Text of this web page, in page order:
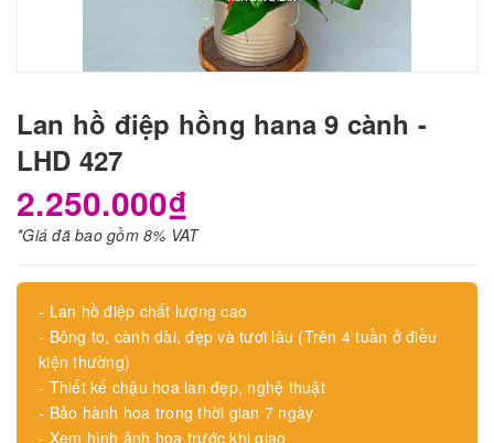
Lan hồ điệp hồng hana 9 cành -
LHD 427
2.250.000₫
*Giá đã bao gồm 8% VAT
- Lan hồ điệp chất lượng cao
- Bông to, cành dài, đẹp và tươi lâu (Trên 4 tuần ở điều
kiện thường)
- Thiết kế chậu hoa lan đẹp, nghệ thuật
- Bảo hành hoa trong thời gian 7 ngày
- Xem hình ảnh hoa trước khi giao